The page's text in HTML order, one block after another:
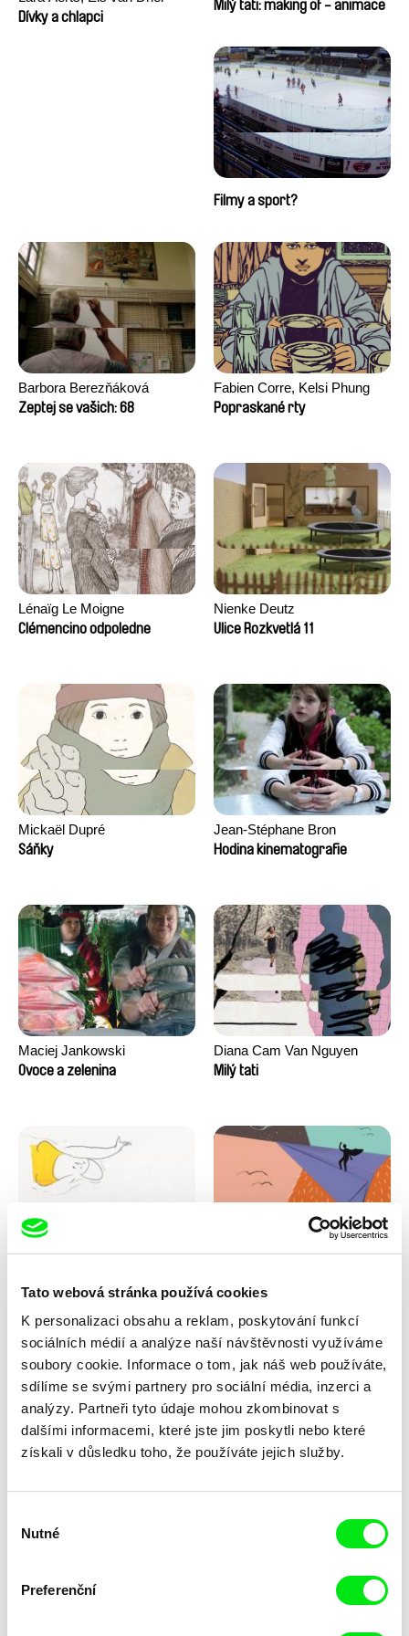
Tato webová stránka používá cookies
K personalizaci obsahu a reklam, poskytování funkcí
sociálních médií a analýze naší návštěvnosti využíváme
soubory cookie. Informace o tom, jak náš web používáte,
sdílíme se svými partnery pro sociální média, inzerci a
analýzy. Partneři tyto údaje mohou zkombinovat s
dalšími informacemi, které jste jim poskytli nebo které
získali v důsledku toho, že používáte jejich služby.
souhlasu
Nutné
Preferenční
Dívky a chlapci
Milý tati: making of - animace
Filmy a sport?
Barbora Berezňáková
Zeptej se vašich: 68
Fabien Corre, Kelsi Phung
Popraskané rty
Lénaïg Le Moigne
Clémencino odpoledne
Nienke Deutz
Ulice Rozkvetlá 11
Mickaël Dupré
Sáňky
Jean-Stéphane Bron
Hodina kinematografie
Maciej Jankowski
Ovoce a zelenina
Diana Cam Van Nguyen
Milý tati
Jsem jaká jsem
Brownem